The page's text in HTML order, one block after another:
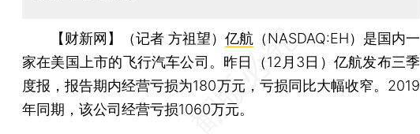
【财新网】（记者 方祖望） 亿航 （NASDAQ:EH）是国内一
家在美国上市的飞行汽车公司。昨日（12月3日）亿航发布三季
度报，报告期内经营亏损为180万元，亏损同比大幅收窄。2019
年同期，该公司经营亏损1060万元。